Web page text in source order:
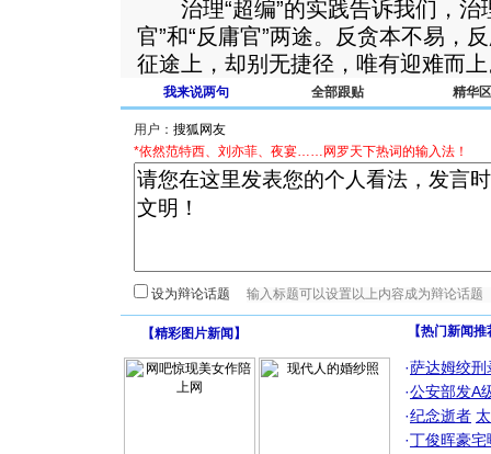
治理“超编”的实践告诉我们，治
官”和“反庸官”两途。反贪本不易，
征途上，却别无捷径，唯有迎难而
我来说两句 全部跟贴 精华区
用户：
*依然范特西、刘亦菲、夜宴……网罗天下热词的输入法！
设为辩论话题
【精彩图片新闻 】 【热门新闻
·萨达姆绞刑
·公安部发A
·纪念逝者
·丁俊晖豪